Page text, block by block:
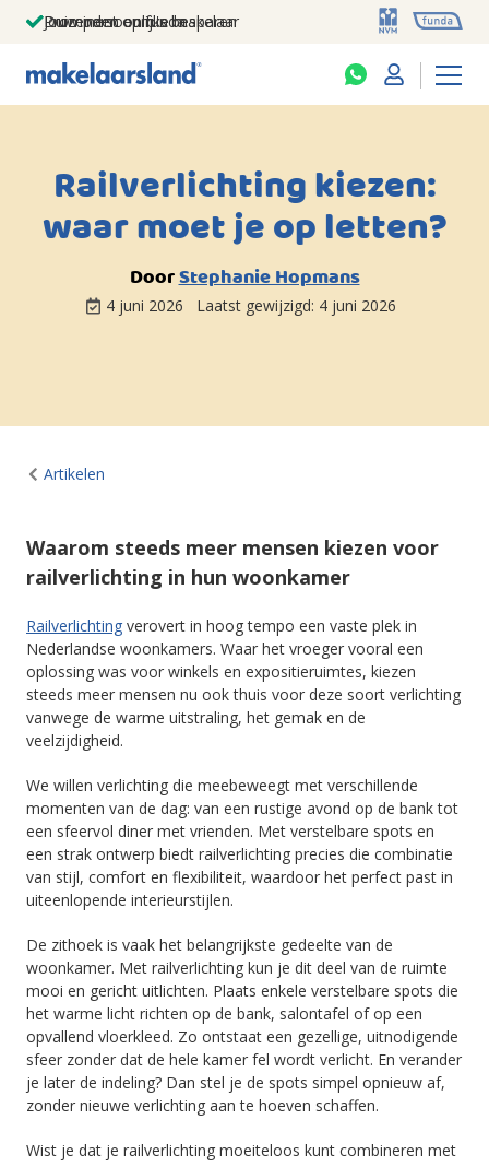
Jouw persoonlijke makelaar
Duizenden euro's besparen
Prominent op funda
Railverlichting kiezen:
waar moet je op letten?
DoorStephanie Hopmans
4 juni 2026 Laatst gewijzigd: 4 juni 2026
Artikelen
Waarom steeds meer mensen kiezen voor
railverlichting in hun woonkamer
Railverlichting verovert in hoog tempo een vaste plek in
Nederlandse woonkamers. Waar het vroeger vooral een
oplossing was voor winkels en expositieruimtes, kiezen
steeds meer mensen nu ook thuis voor deze soort verlichting
vanwege de warme uitstraling, het gemak en de
veelzijdigheid.
We willen verlichting die meebeweegt met verschillende
momenten van de dag: van een rustige avond op de bank tot
een sfeervol diner met vrienden. Met verstelbare spots en
een strak ontwerp biedt railverlichting precies die combinatie
van stijl, comfort en flexibiliteit, waardoor het perfect past in
uiteenlopende interieurstijlen.
De zithoek is vaak het belangrijkste gedeelte van de
woonkamer. Met railverlichting kun je dit deel van de ruimte
mooi en gericht uitlichten. Plaats enkele verstelbare spots die
het warme licht richten op de bank, salontafel of op een
opvallend vloerkleed. Zo ontstaat een gezellige, uitnodigende
sfeer zonder dat de hele kamer fel wordt verlicht. En verander
je later de indeling? Dan stel je de spots simpel opnieuw af,
zonder nieuwe verlichting aan te hoeven schaffen.
Wist je dat je railverlichting moeiteloos kunt combineren met